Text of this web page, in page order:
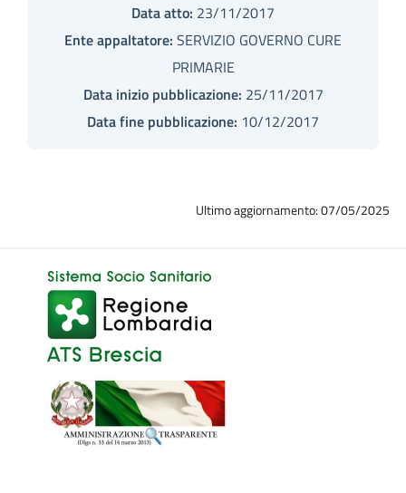
Data atto: 23/11/2017
Ente appaltatore: SERVIZIO GOVERNO CURE
PRIMARIE
Data inizio pubblicazione: 25/11/2017
Data fine pubblicazione: 10/12/2017
Ultimo aggiornamento: 07/05/2025